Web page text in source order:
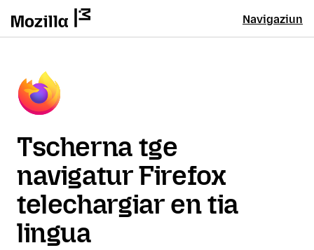
Navigaziun
Tscherna tge
navigatur Firefox
telechargiar en tia
lingua